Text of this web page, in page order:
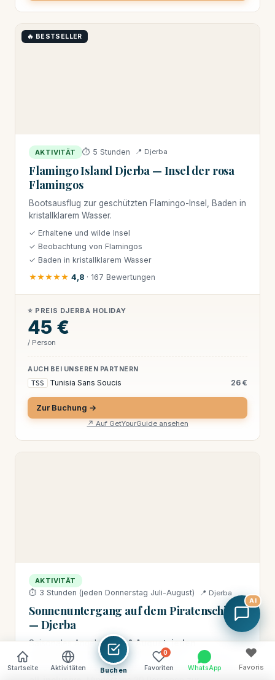
🔥 BESTSELLER
AKTIVITÄT ⏱ 5 Stunden 📍 Djerba
Flamingo Island Djerba — Insel der rosa
Flamingos
Bootsausflug zur geschützten Flamingo-Insel, Baden in
kristallklarem Wasser.
✓ Erhaltene und wilde Insel
✓ Beobachtung von Flamingos
✓ Baden in kristallklarem Wasser
★★★★★ 4,8 · 167 Bewertungen
⭐ PREIS DJERBA HOLIDAY
45 €
/ Person
AUCH BEI UNSEREN PARTNERN
TSS Tunisia Sans Soucis 26 €
Zur Buchung →
↗ Auf GetYourGuide ansehen
AKTIVITÄT
⏱ 3 Stunden (jeden Donnerstag Juli-August) 📍 Djerba
Sonnenuntergang auf dem Piratenschiff
— Djerba
Saisonales AngebotJuli & August, jeden
Donnerstag
. Piratenschiff Houmt-Souk + Grillbuffet an
Bord (gegrillter Fisch & Meeresfrüchte).
50 €/Person
Startseite Aktivitäten Buchen
0
Favoriten WhatsApp
♥
Favoris
AI